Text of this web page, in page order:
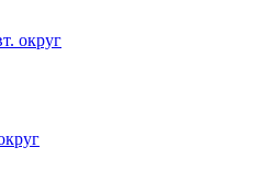
округ